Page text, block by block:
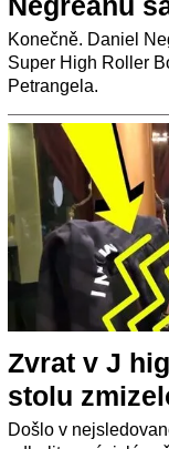
Konečně. Daniel
Super High Roller
Petrangela.
Zvrat v J
stolu
Došlo v